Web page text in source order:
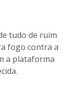
tudo de ruim
fogo contra a
a plataforma